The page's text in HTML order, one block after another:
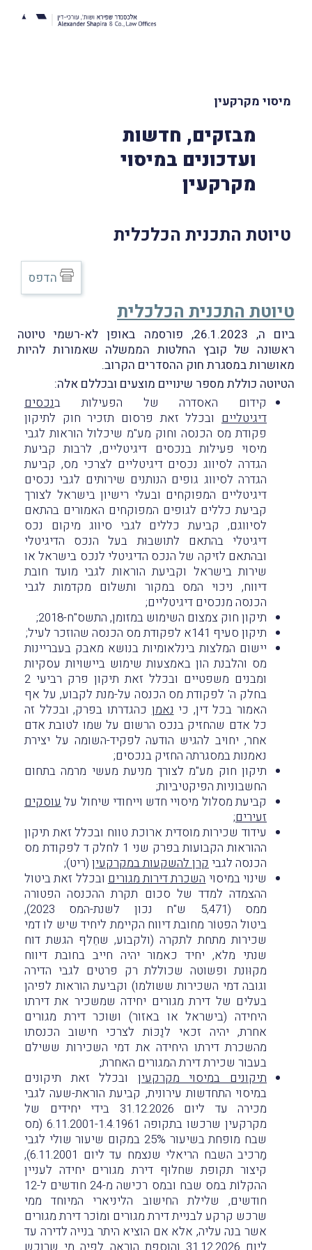
מיסוי מקרקעין
מבזקים, חדשות
ועדכונים במיסוי
מקרקעין
טיוטת התכנית הכלכלית
טיוטת התכנית הכלכלית
ביום ה, 26.1.2023, פורסמה באופן לא-רשמי טיוטה
ראשונה של קובץ החלטות הממשלה שאמורות להיות
מאושרות במסגרת חוק ההסדרים הקרוב.
הטיוטה כוללת מספר שינויים מוצעים ובכללם אלה:
קידום האסדרה של הפעילות בנכסים
דיגיטליים ובכלל זאת פרסום תזכיר חוק לתיקון
פקודת מס הכנסה וחוק מע"מ שיכלול הוראות לגבי
מיסוי פעילות בנכסים דיגיטליים, לרבות קביעת
הגדרה לסיווג נכסים דיגיטליים לצרכי מס, קביעת
הגדרה לסיווג גופים הנותנים שירותים לגבי נכסים
דיגיטליים המפוקחים ובעלי רישיון בישראל לצורך
קביעת כללים לגופים המפוקחים האמורים בהתאם
לסיווגם, קביעת כללים לגבי סיווג מיקום נכס
דיגיטלי בהתאם לתושבוּת בעל הנכס הדיגיטלי
ובהתאם לזיקה של הנכס הדיגיטלי לנכס בישראל או
שירות בישראל וקביעת הוראות לגבי מועד חובת
דיווח, ניכוי המס במקור ותשלום מקדמות לגבי
הכנסה מנכסים דיגיטליים;
תיקון חוק צמצום השימוש במזומן, התשס"ח-2018;
תיקון סעיף 141א לפקודת מס הכנסה שהוזכר לעיל;
יישום המלצות בינלאומיות בנושא מאבק בעבריינות
מס והלבנת הון באמצעות שימוש ביישויות עסקיות
ומבנים משפטיים ובכלל זאת תיקון פרק רביעי 2
בחלק ה' לפקודת מס הכנסה על-מנת לקבוע, על אף
האמור בכל דין, כינאמןכהגדרתו בפרק, ובכלל זה
כל אדם שהחזיק בנכס הרשום על שמו לטובת אדם
אחר, יחויב להגיש הודעה לפקיד-השומה על יצירת
נאמנות במסגרתה החזיק בנכסים;
תיקון חוק מע"מ לצורך מניעת מעשי מרמה בתחום
החשבוניות הפיקטיביות;
קביעת מסלול מיסויי חדש וייחודי שיחול עלעוסקים
זעירים;
עידוד שכירות מוסדית ארוכת טווח ובכלל זאת תיקון
ההוראות הקבועות בפרק שני 1 לחלק ד לפקודת מס
הכנסה לגבי קרן להשקעות במקרקעין (ריט);
שינוי במיסויהשכרת דירות מגוריםובכלל זאת ביטול
ההצמדה למדד של סכום תקרת ההכנסה הפטורה
ממס (5,471 ש"ח נכון לשנת-המס 2023),
ביטול הפטוֹר מחובת דיווח הקיימת ליחיד שיש לו דמי
שכירות מתחת לתקרה (ולקבוע, שחֵלף הגשת דוח
שנתי מלא, יחיד כאמור יהיה חייב בחובת דיווח
מקוּונת ופשוטה שכוללת רק פרטים לגבי הדירה
וגובה דמי השכירות ששולמו) וקביעת הוראות לפיהן
בעלים של דירת מגורים יחידה שמשכיר את דירתו
היחידה (בישראל או באזור) ושוכר דירת מגורים
אחרת, יהיה זכאי לנַכּוֹת לצרכי חישוב הכנסתו
מהשכרת דירתו היחידה את דמי השכירות ששילם
בעבור שכירת דירת המגורים האחרת;
תיקונים במיסוי מקרקעיןובכלל זאת תיקונים
במיסוי התחדשות עירונית, קביעת הוראת-שעה לגבי
מכירה עד ליום 31.12.2026 בידי יחידים של
מקרקעין שרכשו בתקופה 6.11.2001-1.4.1961 (מס
שבח מופחת בשיעור 25% במקום שיעור שולי לגבי
מַרכיב השבח הריאלי שנצמח עד ליום 6.11.2001),
קיצור תקופת שחלוּף דירת מגורים יחידה לעניין
ההקלוֹת במס שבח ובמס רכישה מ-24 חודשים ל-12
חודשים, שלילת החישוב הליניארי המיוחד ממי
שרכש קרקע לבניית דירת מגורים ומוֹכר דירת מגורים
אשר בנה עליה, אלא אם הוציא היתר בנייה לדירה עד